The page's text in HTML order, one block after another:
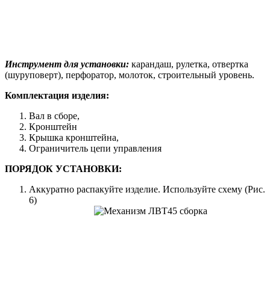
Инструмент для установки: карандаш, рулетка, отвертка
(шуруповерт), перфоратор, молоток, строительный уровень.
Комплектация изделия:
Вал в сборе,
Кронштейн
Крышка кронштейна,
Ограничитель цепи управления
ПОРЯДОК УСТАНОВКИ:
Аккуратно распакуйте изделие. Используйте схему (Рис.
6)